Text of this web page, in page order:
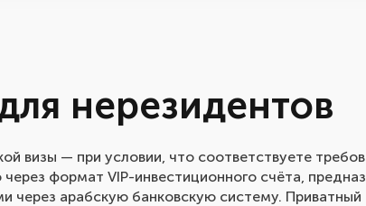
нерезидентов
визы — при условии, что соответствуете
формат VIP-инвестиционного счёта,
через арабскую банковскую систему.